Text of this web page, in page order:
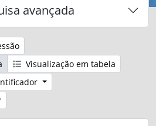
avançada
Visualização em tabela